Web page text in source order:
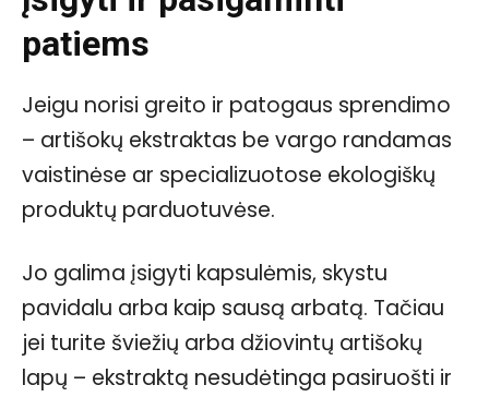
patiems
Jeigu norisi greito ir patogaus sprendimo
– artišokų ekstraktas be vargo randamas
vaistinėse ar specializuotose ekologiškų
produktų parduotuvėse.
Jo galima įsigyti kapsulėmis, skystu
pavidalu arba kaip sausą arbatą. Tačiau
jei turite šviežių arba džiovintų artišokų
lapų – ekstraktą nesudėtinga pasiruošti ir